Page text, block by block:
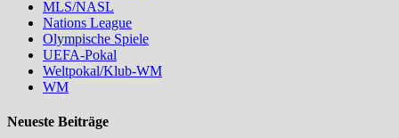
MLS/NASL
Nations League
Olympische Spiele
UEFA-Pokal
Weltpokal/Klub-WM
WM
Neueste Beiträge